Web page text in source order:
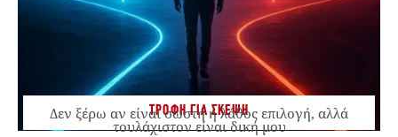
ΤΡΟΦΗ ΓΙΑ ΣΚΕΨΗ
Δεν ξέρω αν είναι σωστή ή λάθος επιλογή, αλλά
τουλάχιστον είναι δική μου